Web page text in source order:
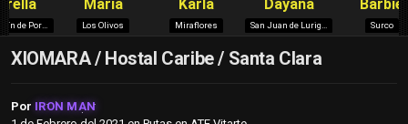
XIOMARA / Hostal Caribe / Santa Clara
Por IRON MAN